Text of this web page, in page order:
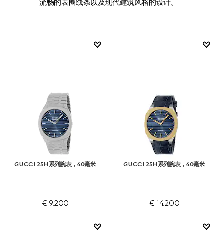
流畅的表圈线条以及现代建筑风格的设计。
GUCCI 25H系列腕表，40毫米
€ 9.200
GUCCI 25H系列腕表，40毫米
€ 14.200